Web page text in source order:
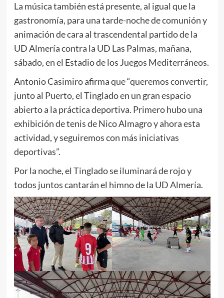
La música también está presente, al igual que la
gastronomía, para una tarde-noche de comunión y
animación de cara al trascendental partido de la
UD Almería contra la UD Las Palmas, mañana,
sábado, en el Estadio de los Juegos Mediterráneos.
Antonio Casimiro afirma que “queremos convertir,
junto al Puerto, el Tinglado en un gran espacio
abierto a la práctica deportiva. Primero hubo una
exhibición de tenis de Nico Almagro y ahora esta
actividad, y seguiremos con más iniciativas
deportivas”.
Por la noche, el Tinglado se iluminará de rojo y
todos juntos cantarán el himno de la UD Almería.